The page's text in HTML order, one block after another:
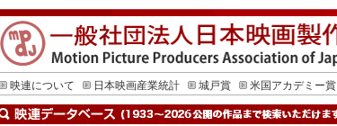
映連について
日本映画産業統計 城戸賞 米国アカデミー賞